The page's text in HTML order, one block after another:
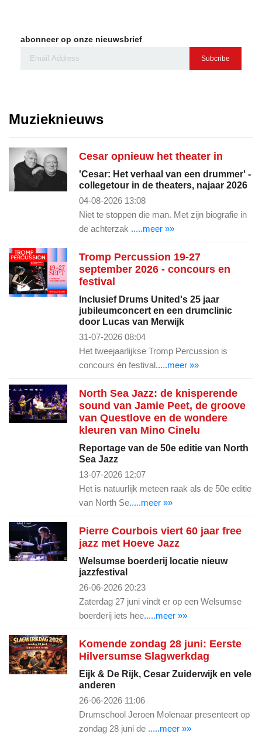
abonneer op onze nieuwsbrief
Subcribe
Muzieknieuws
Cesar opnieuw het theater in
'Cesar: Het verhaal van een drummer' -
collegetour in de theaters, najaar 2026
04-08-2026 13:08
Niet te stoppen die man. Met zijn biografie in
de achterzak .....meer »»
Tromp Percussion 19-27
september 2026 - concours en
festival
Inclusief Drums United's 25 jaar
jubileumconcert en een drumclinic
door Lucas van Merwijk
31-07-2026 08:04
Het tweejaarlijkse Tromp Percussion is
concours én festival.....meer »»
North Sea Jazz: de knisperende
sound van Jamie Peet, de groove
van Questlove en de wondere
kleuren van Mino Cinelu
Reportage van de 50e editie van North
Sea Jazz
13-07-2026 12:07
Het is natuurlijk meteen raak als de 50e editie
van North Se.....meer »»
Pierre Courbois viert 60 jaar free
jazz met Hoeve Jazz
Welsumse boerderij locatie nieuw
jazzfestival
26-06-2026 20:23
Zaterdag 27 juni vindt er op een Welsumse
boerderij iets hee.....meer »»
Komende zondag 28 juni: Eerste
Hilversumse Slagwerkdag
Eijk & De Rijk, Cesar Zuiderwijk en vele
anderen
26-06-2026 11:06
Drumschool Jeroen Molenaar presenteert op
zondag 28 juni de .....meer »»